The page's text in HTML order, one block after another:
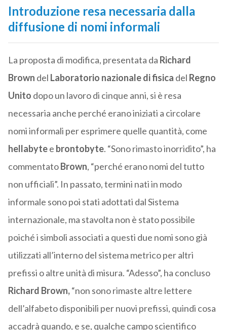
Introduzione resa necessaria dalla
diffusione di nomi informali
La proposta di modifica, presentata da Richard
Brown del Laboratorio nazionale di fisica del Regno
Unito dopo un lavoro di cinque anni, si è resa
necessaria anche perché erano iniziati a circolare
nomi informali per esprimere quelle quantità, come
hellabytee brontobyte. “Sono rimasto inorridito”, ha
commentatoBrown, “perché erano nomi del tutto
non ufficiali”. In passato, termini nati in modo
informale sono poi stati adottati dal Sistema
internazionale, ma stavolta non è stato possibile
poiché i simboli associati a questi due nomi sono già
utilizzati all’interno del sistema metrico per altri
prefissi o altre unità di misura. “Adesso”, ha concluso
Richard Brown,“non sono rimaste altre lettere
dell’alfabeto disponibili per nuovi prefissi, quindi cosa
accadrà quando, e se, qualche campo scientifico